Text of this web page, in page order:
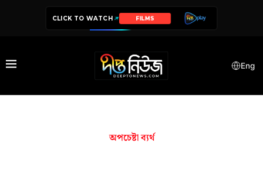
CLICK TO WATCH FILMS
Eng
অপচেষ্টা ব্যর্থ